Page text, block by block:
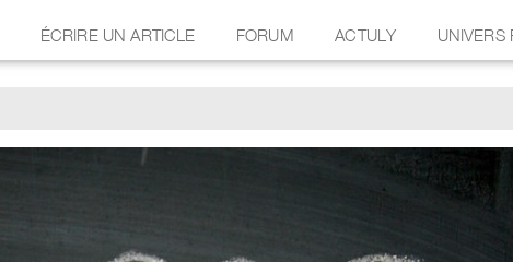
ÉCRIRE UN ARTICLE FORUM ACTULY UNIVERS